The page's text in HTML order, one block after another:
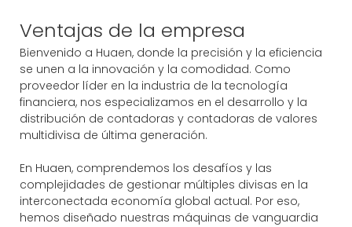
Ventajas de la empresa
Bienvenido a Huaen, donde la precisión y la eficiencia
se unen a la innovación y la comodidad. Como
proveedor líder en la industria de la tecnología
financiera, nos especializamos en el desarrollo y la
distribución de contadoras y contadoras de valores
multidivisa de última generación.
En Huaen, comprendemos los desafíos y las
complejidades de gestionar múltiples divisas en la
interconectada economía global actual. Por eso,
hemos diseñado nuestras máquinas de vanguardia